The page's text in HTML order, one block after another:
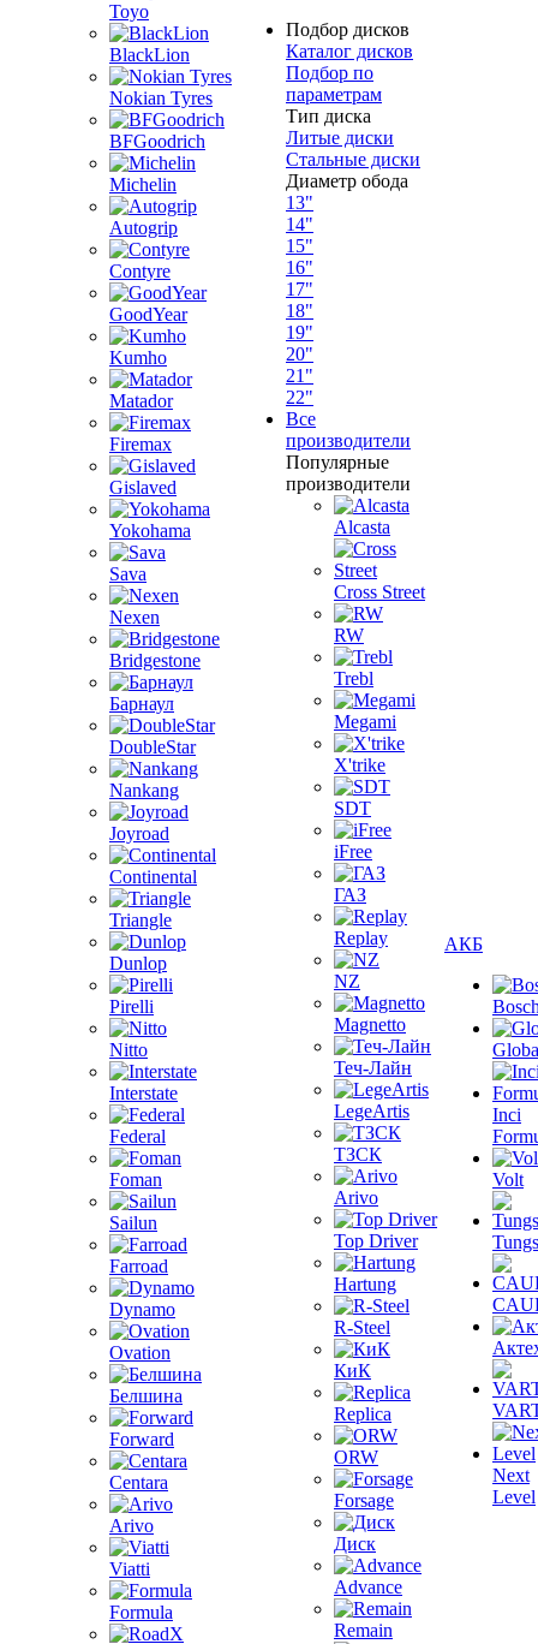
Toyo
BlackLion
Nokian Tyres
BFGoodrich
Michelin
Autogrip
Contyre
GoodYear
Kumho
Matador
Firemax
Gislaved
Yokohama
Sava
Nexen
Bridgestone
Барнаул
DoubleStar
Nankang
Joyroad
Continental
Triangle
Dunlop
Pirelli
Nitto
Interstate
Federal
Foman
Sailun
Farroad
Dynamo
Ovation
Белшина
Forward
Centara
Arivo
Viatti
Formula
Подбор дисков
Каталог дисков
Подбор по
параметрам
Тип диска
Литые диски
Стальные диски
Диаметр обода
13"
14"
15"
16"
17"
18"
19"
20"
21"
22"
Все
производители
Популярные
производители
Alcasta
Cross Street
RW
Trebl
Megami
X'trike
SDT
iFree
ГАЗ
Replay
NZ
Magnetto
Теч-Лайн
LegeArtis
ТЗСК
Arivo
Top Driver
Hartung
R-Steel
КиК
Replica
ORW
Forsage
Диск
Advance
Remain
АКБ
Inci
Volt
Next
Level